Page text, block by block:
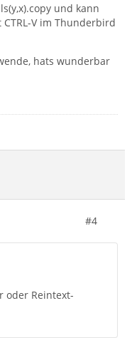
und kann
V im Thunderbird
hats wunderbar
#4
oder Reintext-